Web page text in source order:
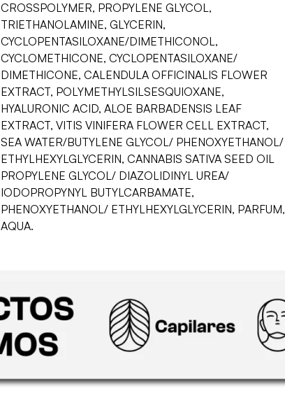
CROSSPOLYMER, PROPYLENE GLYCOL,
TRIETHANOLAMINE, GLYCERIN,
CYCLOPENTASILOXANE/DIMETHICONOL,
CYCLOMETHICONE, CYCLOPENTASILOXANE/
DIMETHICONE, CALENDULA OFFICINALIS FLOWER
EXTRACT, POLYMETHYLSILSESQUIOXANE,
HYALURONIC ACID, ALOE BARBADENSIS LEAF
EXTRACT, VITIS VINIFERA FLOWER CELL EXTRACT,
SEA WATER/BUTYLENE GLYCOL/ PHENOXYETHANOL/
ETHYLHEXYLGLYCERIN, CANNABIS SATIVA SEED OIL
PROPYLENE GLYCOL/ DIAZOLIDINYL UREA/
IODOPROPYNYL BUTYLCARBAMATE,
PHENOXYETHANOL/ ETHYLHEXYLGLYCERIN, PARFUM,
AQUA.